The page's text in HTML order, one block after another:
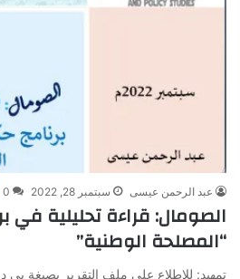
عبد الرحمن عيسى سبتمبر 28, 2022 0
الصومال: قراءة تحليلية في
“المصلحة الوطنية”
تمهيد: للإطلاع على ملف التقرير بصيغة